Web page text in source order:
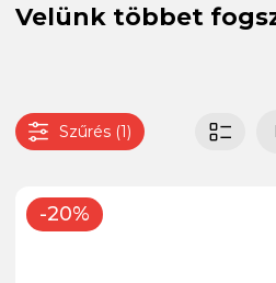
Velünk többet
Szűrés (1)
-20%